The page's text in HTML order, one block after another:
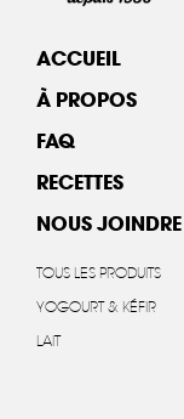
ACCUEIL
À PROPOS
FAQ
RECETTES
NOUS JOINDRE
TOUS LES PRODUITS
YOGOURT & KÉFIR
LAIT